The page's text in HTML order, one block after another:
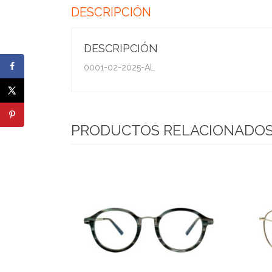
DESCRIPCIÓN
DESCRIPCIÓN
0001-02-2025-AL
PRODUCTOS